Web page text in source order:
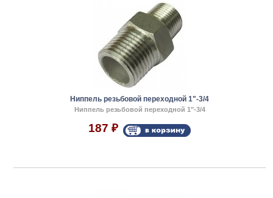
Ниппель резьбовой переходной 1"-3/4
Ниппель резьбовой переходной 1"-3/4
187 ₽